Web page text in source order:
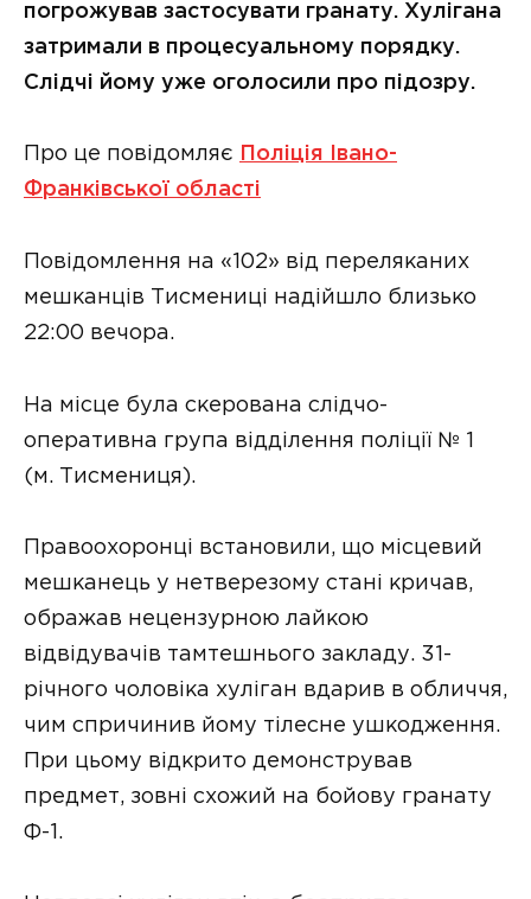
погрожував застосувати гранату. Хулігана
затримали в процесуальному порядку.
Слідчі йому уже оголосили про підозру.
Про це повідомляє
Поліція Івано-
Франківської області
Повідомлення на «102» від переляканих
мешканців Тисмениці надійшло близько
22:00 вечора.
На місце була скерована слідчо-
оперативна група відділення поліції № 1
(м. Тисмениця).
Правоохоронці встановили, що місцевий
мешканець у нетверезому стані кричав,
ображав нецензурною лайкою
відвідувачів тамтешнього закладу. 31-
річного чоловіка хуліган вдарив в обличчя,
чим спричинив йому тілесне ушкодження.
При цьому відкрито демонстрував
предмет, зовні схожий на бойову гранату
Ф-1.